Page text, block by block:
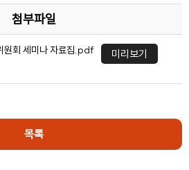
첨부파일
원회 세미나 자료집.pdf 미리보기
목록